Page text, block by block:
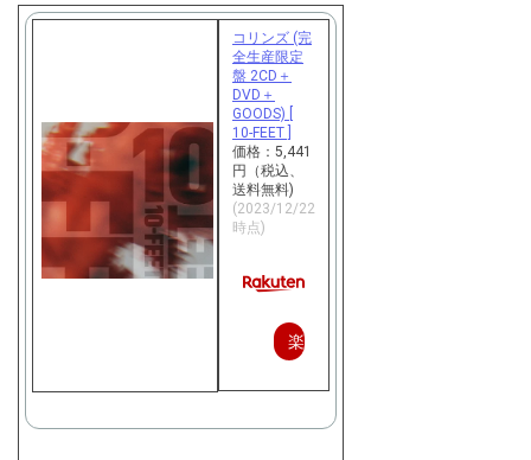
コリンズ (完
全生産限定
盤 2CD＋
DVD＋
GOODS) [
10-FEET ]
価格：5,441
円（税込、
送料無料)
(2023/12/22
時点)
楽